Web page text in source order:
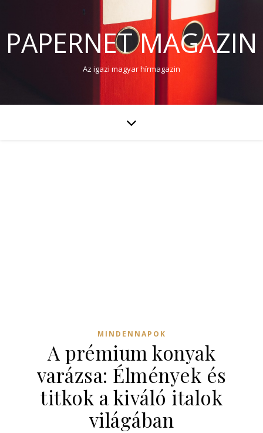
PAPERNET MAGAZIN
Az igazi magyar hírmagazin
MINDENNAPOK
A prémium konyak
varázsa: Élmények és
titkok a kiváló italok
világában